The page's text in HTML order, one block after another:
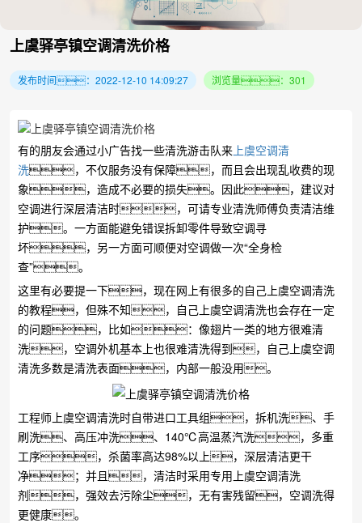
上虞驿亭镇空调清洗价格
发布时间：2022-12-10 14:09:27 浏览量：301
有的朋友会通过小广告找一些清洗游击队来上虞空调清
洗，不仅服务没有保障，而且会出现乱收费的现
象，造成不必要的损失。因此，建议对
空调进行深层清洁时，可请专业清洗师傅负责清洁维
护。一方面能避免错误拆卸零件导致空调寻
坏，另一方面可顺便对空调做一次“全身检
查”。
这里有必要提一下，现在网上有很多的自己上虞空调清洗
的教程，但殊不知，自己上虞空调清洗也会存在一定
的问题，比如：像翅片一类的地方很难清
洗，空调外机基本上也很难清洗得到，自己上虞空调
清洗多数是清洗表面，内部一般没用。
工程师上虞空调清洗时自带进口工具组，拆机洗、手
刷洗、高压冲洗、140℃高温蒸汽洗，多重
工序，杀菌率高达98%以上，深层清洁更干
净；并且，清洁时采用专用上虞空调清洗
剂，强效去污除尘，无有害残留，空调洗得
更健康。